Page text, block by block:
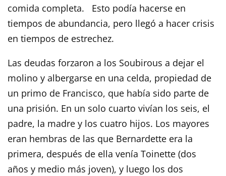
comida completa. Esto podía hacerse en
tiempos de abundancia, pero llegó a hacer crisis
en tiempos de estrechez.
Las deudas forzaron a los Soubirous a dejar el
molino y albergarse en una celda, propiedad de
un primo de Francisco, que había sido parte de
una prisión. En un solo cuarto vivían los seis, el
padre, la madre y los cuatro hijos. Los mayores
eran hembras de las que Bernardette era la
primera, después de ella venía Toinette (dos
años y medio más joven), y luego los dos